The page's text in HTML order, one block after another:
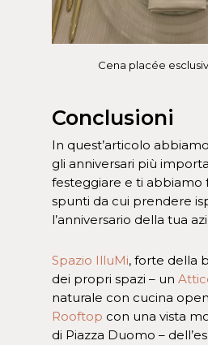
Cena placée
Conclusioni
In quest’articolo
gli anniversari più
festeggiare e ti abbiamo
spunti da cui prendere
l’anniversario della tua
Spazio IlluMi, forte della
dei propri spazi – un
naturale con cucina
Rooftop con una vista
di Piazza Duomo –